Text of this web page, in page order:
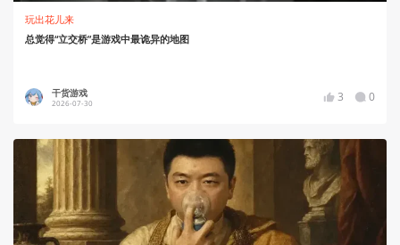
玩出花儿来
总觉得“立交桥”是游戏中最诡异的地图
干货游戏
2026-07-30 3 0